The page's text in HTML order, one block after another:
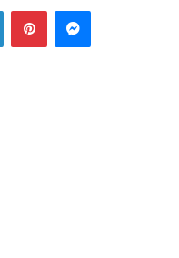
LinkedInPinterestMessenger